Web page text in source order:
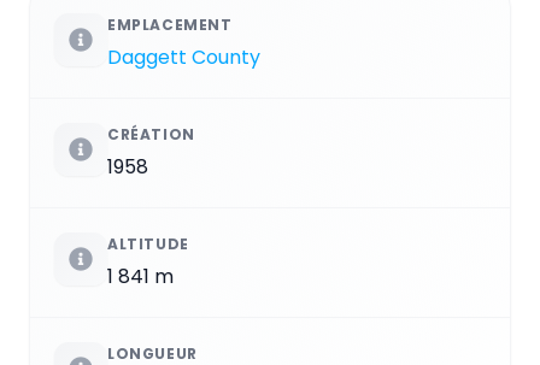
EMPLACEMENT
Daggett County
CRÉATION
1958
ALTITUDE
1 841 m
LONGUEUR